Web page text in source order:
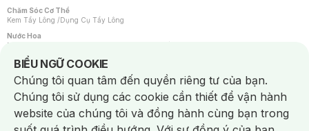
Chăm Sóc Cơ Thể
Kem Tẩy Lông /Dụng Cụ Tẩy Lông
Nước Hoa
Nước Hoa Nữ
Chăm Sóc Cá Nhân
Chống Muỗi /Khẩu Trang /Máy Massage/Mặt Nạ Xông Hơi /Nước Rửa Tay/
Sản Phẩm Chăm Sóc Khác /Bàn Chải Đánh Răng /Bàn Chải Điện/
Hỗ Trợ Trắng Răng/Kem Đánh Răng /Máy Tăm Nước/ Nước Súc Miệng/
Tăm / Chỉ Nha Khoa/ Xịt Thơm Miệng / Dung Dịch Vệ Sinh/Dưỡng Vùng Kín/
Khăn Ướt Vệ Sinh Vùng Kín/Băng Vệ Sinh/Tampon/Bọt Cạo Râu /Dao Cạo Râu/
Máy Cạo Râu
BIỂU NGỮ COOKIE
Notice about cookies usage
Chúng tôi quan tâm đến quyền riêng tư của bạn.
Chúng tôi sử dụng các cookie cần thiết để vận hành
website của chúng tôi và đồng hành cùng bạn trong